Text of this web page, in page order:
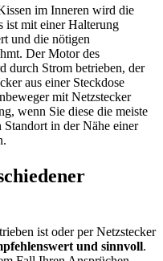
im Inneren wird die
ist mit einer Halterung
und die nötigen
Der Motor des
durch Strom betrieben, der
aus einer Steckdose
mit Netzstecker
wenn Sie diese die meiste
Standort in der Nähe einer
ist oder per Netzstecker
und sinnvoll.